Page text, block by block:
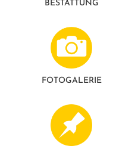
BESTATTUNG
FOTO­GALERIE